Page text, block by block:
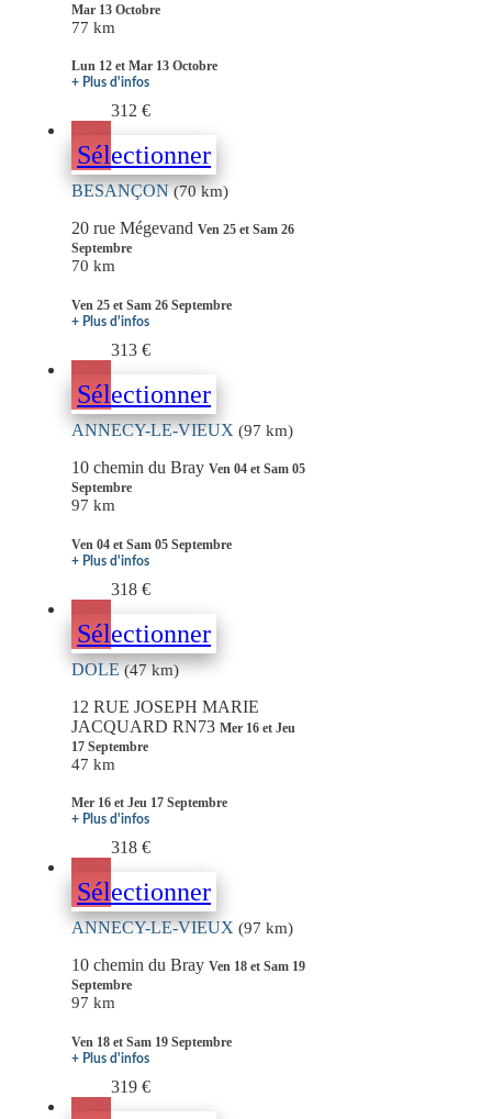
Mar 13 Octobre
77 km
Lun 12 et Mar 13 Octobre
+ Plus d'infos
312 €
Sélectionner
BESANÇON(70 km)
20 rue Mégevand Ven 25 et Sam 26
Septembre
70 km
Ven 25 et Sam 26 Septembre
+ Plus d'infos
313 €
Sélectionner
ANNECY-LE-VIEUX (97 km)
10 chemin du Bray Ven 04 et Sam 05
Septembre
97 km
Ven 04 et Sam 05 Septembre
+ Plus d'infos
318 €
Sélectionner
DOLE(47 km)
12 RUE JOSEPH MARIE
JACQUARD RN73 Mer 16 et Jeu
17 Septembre
47 km
Mer 16 et Jeu 17 Septembre
+ Plus d'infos
318 €
Sélectionner
ANNECY-LE-VIEUX (97 km)
10 chemin du Bray Ven 18 et Sam 19
Septembre
97 km
Ven 18 et Sam 19 Septembre
+ Plus d'infos
319 €